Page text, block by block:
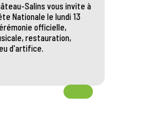
Salins vous invite à
Nationale le lundi 13
officielle,
restauration,
d'artifice.